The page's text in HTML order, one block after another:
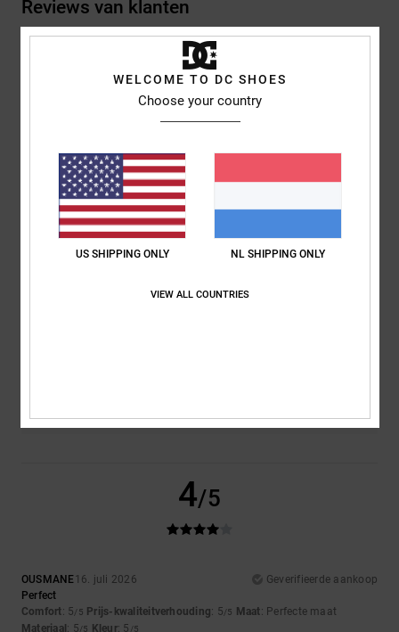
Reviews van klanten
Gemiddelde score
4.0/5
gebaseerd op1 geverifieerde beoordelingen
100% van onze klanten bevelen dit product aan
Comfort
5.0
Prijs-kwaliteitverhouding
5.0
4/5
OUSMANE16. juli 2026
Geverifieerde aankoop
Perfect
Comfort: 5/5 Prijs-kwaliteitverhouding: 5/5 Maat: Perfecte maat
Materiaal : 5/5 Kleur: 5 /5
WELCOME TO DC SHOES
Choose your country
US SHIPPING ONLY NL SHIPPING ONLY
VIEW ALL COUNTRIES